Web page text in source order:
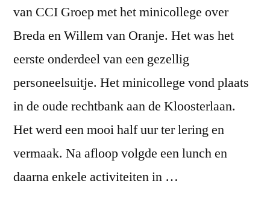
van CCI Groep met het minicollege over
Breda en Willem van Oranje. Het was het
eerste onderdeel van een gezellig
personeelsuitje. Het minicollege vond plaats
in de oude rechtbank aan de Kloosterlaan.
Het werd een mooi half uur ter lering en
vermaak. Na afloop volgde een lunch en
daarna enkele activiteiten in …